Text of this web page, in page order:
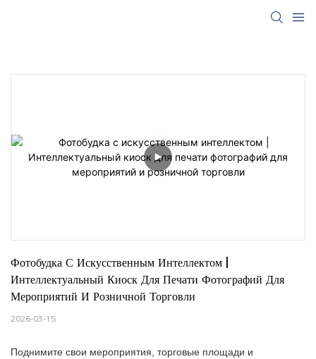
Фотобудка С Искусственным Интеллектом |
Интеллектуальный Киоск Для Печати Фотографий Для
Мероприятий И Розничной Торговли
2026-03-15
Поднимите свои мероприятия, торговые площади и